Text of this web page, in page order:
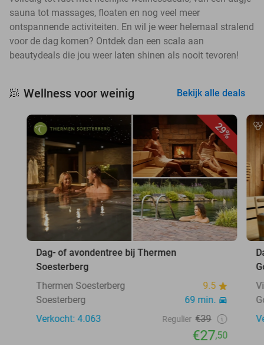
sauna tot massages, floaten en nog veel meer
ontspannende activiteiten. En wil je weer helemaal stralend
voor de dag komen? Ontdek dan een scala aan
beautydeals die jou weer laten shinen als nooit tevoren!
🧖 Wellness voor weinig Bekijk alle deals
29%
Dag- of avondentree bij Thermen
Soesterberg
Thermen Soesterberg
9.5
Soesterberg
69 min.
Verkocht: 4.063
Regulier €39
€27,50